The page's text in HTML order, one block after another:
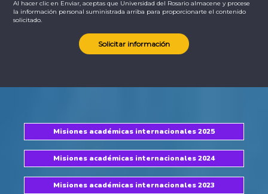
Al hacer clic en Enviar, aceptas que Universidad del Rosario almacene y procese
la información personal suministrada arriba para proporcionarte el contenido
solicitado.
Misiones académicas internacionales 2025
Misiones académicas internacionales 2024
Misiones académicas internacionales 2023